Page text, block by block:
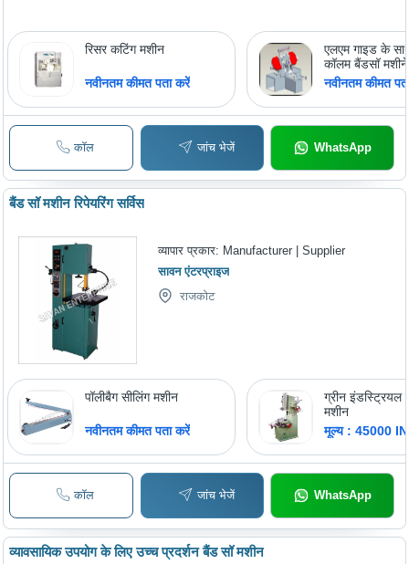
रिसर कटिंग मशीन
नवीनतम कीमत पता करें
एलएम गाइड के
कॉलम बैंडसॉ मशीनें
नवीनतम कीमत
कॉल जांच भेजें WhatsApp
बैंड सॉ मशीन रिपेयरिंग सर्विस
व्यापार प्रकार: Manufacturer | Supplier
सावन एंटरप्राइज
राजकोट
पॉलीबैग सीलिंग मशीन
नवीनतम कीमत पता करें
ग्रीन इंडस्ट्रियल
मशीन
मूल्य : 45000
कॉल जांच भेजें WhatsApp
व्यावसायिक उपयोग के लिए उच्च प्रदर्शन बैंड सॉ मशीन